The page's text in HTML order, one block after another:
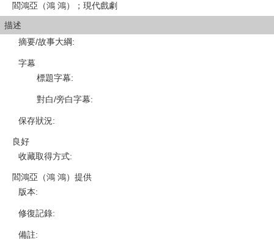
閻鴻亞（鴻 鴻）；現代戲劇
描述
摘要/故事大綱:
字幕
標題字幕:
對白/旁白字幕:
保存狀況:
良好
收藏取得方式:
閻鴻亞（鴻 鴻）提供
版本:
修復記錄:
備註: